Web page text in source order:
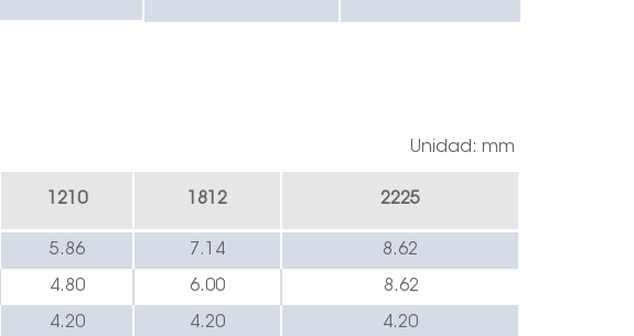
Unidad: mm
1210 1812 2225
5.86 7.14 8.62
4.80 6.00 8.62
4.20 4.20 4.20